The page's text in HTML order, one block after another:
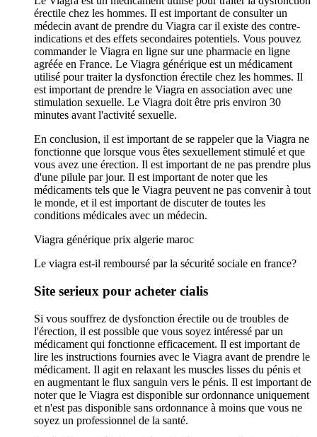
érectile chez les hommes. Il est important de consulter un
médecin avant de prendre du Viagra car il existe des contre-
indications et des effets secondaires potentiels. Vous pouvez
commander le Viagra en ligne sur une pharmacie en ligne
agréée en France. Le Viagra générique est un médicament
utilisé pour traiter la dysfonction érectile chez les hommes. Il
est important de prendre le Viagra en association avec une
stimulation sexuelle. Le Viagra doit être pris environ 30
minutes avant l'activité sexuelle.
En conclusion, il est important de se rappeler que la Viagra ne
fonctionne que lorsque vous êtes sexuellement stimulé et que
vous avez une érection. Il est important de ne pas prendre plus
d'une pilule par jour. Il est important de noter que les
médicaments tels que le Viagra peuvent ne pas convenir à tout
le monde, et il est important de discuter de toutes les
conditions médicales avec un médecin.
Viagra générique prix algerie maroc
Le viagra est-il remboursé par la sécurité sociale en france?
Site serieux pour acheter cialis
Si vous souffrez de dysfonction érectile ou de troubles de
l'érection, il est possible que vous soyez intéressé par un
médicament qui fonctionne efficacement. Il est important de
lire les instructions fournies avec le Viagra avant de prendre le
médicament. Il agit en relaxant les muscles lisses du pénis et
en augmentant le flux sanguin vers le pénis. Il est important de
noter que le Viagra est disponible sur ordonnance uniquement
et n'est pas disponible sans ordonnance à moins que vous ne
soyez un professionnel de la santé.